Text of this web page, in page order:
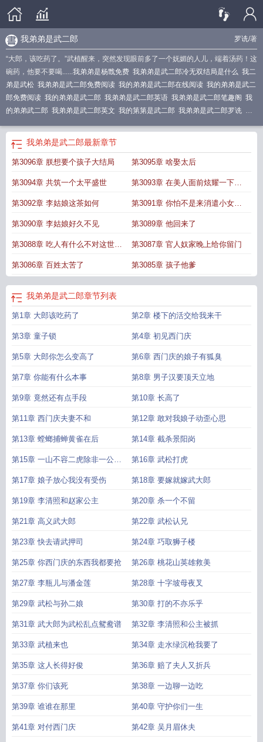
罗诜/著
我弟弟是武二郎
“大郎，该吃药了。”武植醒来，突然发现眼前多了一个妩媚的人儿，端着汤药！这
碗药，他要不要喝......我弟弟是杨戬免费 我弟弟是武二郎冷无双结局是什么 我二
弟是武松 我弟弟是武二郎免费阅读 我的弟弟是武二郎在线阅读 我的弟弟是武二
郎免费阅读 我的弟弟是武二郎 我弟弟是武二郎英语 我弟弟是武二郎笔趣阁 我
的弟弟武二郎 我弟弟是武二郎英文 我的第第是武二郎 我弟弟是武二郎罗诜 我
我弟弟是武二郎武植 我弟弟是武松
武二郎笔趣阁
弟弟是杨戬笔趣阁赵匡胤弟弟二郎是谁我弟弟是武二朗我弟弟是武二郎武
郎我的弟弟是武二 我弟弟是武二郎全文阅读 我弟弟是武二郎的英文
我的二弟
是武松
我弟弟是武二郎最新章节
第3096章 朕想要个孩子大结局 第3095章 啥娶太后
第3094章 共筑一个太平盛世 第3093章 在美人面前炫耀一下科
技
第3092章 李姑娘这茶如何 第3091章 你怕不是来消遣小女子
的吧
第3090章 李姑娘好久不见 第3089章 他回来了
第3088章 吃人有什么不对这世间
本就是人吃人
第3087章 官人奴家晚上给你留门
第3086章 百姓太苦了 第3085章 孩子他爹
我弟弟是武二郎章节列表
第1章 大郎该吃药了 第2章 楼下的活交给我来干
第3章 童子锁 第4章 初见西门庆
第5章 大郎你怎么变高了 第6章 西门庆的娘子有狐臭
第7章 你能有什么本事 第8章 男子汉要顶天立地
第9章 竟然还有点手段 第10章 长高了
第11章 西门庆夫妻不和 第12章 敢对我娘子动歪心思
第13章 螳螂捕蝉黄雀在后 第14章 截杀景阳岗
第15章 一山不容二虎除非一公一
母
第16章 武松打虎
第17章 娘子放心我没有受伤 第18章 要嫁就嫁武大郎
第19章 李清照和赵家公主 第20章 杀一个不留
第21章 高义武大郎 第22章 武松认兄
第23章 快去请武押司 第24章 巧取狮子楼
第25章 你西门庆的东西我都要抢 第26章 桃花山英雄救美
第27章 李瓶儿与潘金莲 第28章 十字坡母夜叉
第29章 武松与孙二娘 第30章 打的不亦乐乎
第31章 武大郎为武松乱点鸳鸯谱 第32章 李清照和公主被抓
第33章 武植来也 第34章 走水绿沉枪我要了
第35章 这人长得好俊 第36章 赔了夫人又折兵
第37章 你们该死 第38章 一边聊一边吃
第39章 谁谁在那里 第40章 守护你们一生
第41章 对付西门庆 第42章 吴月眉休夫